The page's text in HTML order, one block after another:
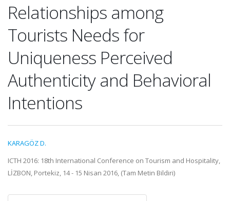
Relationships among
Tourists Needs for
Uniqueness Perceived
Authenticity and Behavioral
Intentions
KARAGÖZ D.
ICTH 2016: 18th International Conference on Tourism and Hospitality,
LİZBON, Portekiz, 14 - 15 Nisan 2016, (Tam Metin Bildiri)